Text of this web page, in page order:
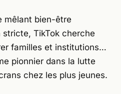
mêlant bien-être
stricte, TikTok cherche
familles et institutions…
pionnier dans la lutte
chez les plus jeunes.